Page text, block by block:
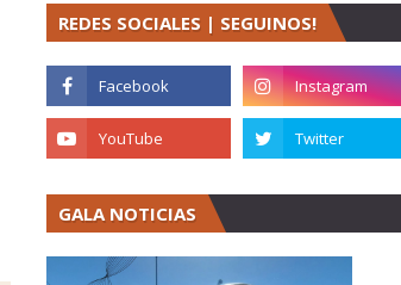
REDES SOCIALES | SEGUINOS!
GALA NOTICIAS